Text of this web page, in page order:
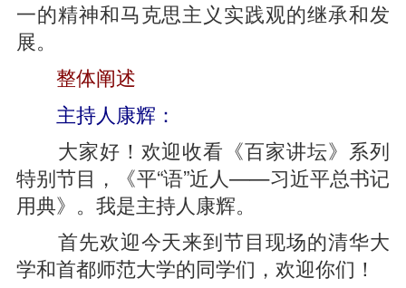
一的精神和马克思主义实践观的继承和发
展。
整体阐述
主持人康辉：
大家好！欢迎收看《百家讲坛》系列
特别节目，《平“语”近人——习近平总书记
用典》。我是主持人康辉。
首先欢迎今天来到节目现场的清华大
学和首都师范大学的同学们，欢迎你们！